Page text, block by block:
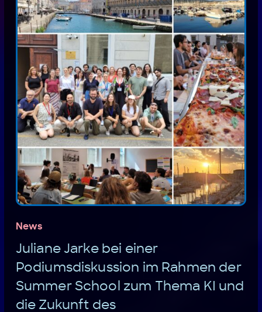
News
Juliane Jarke bei einer
Podiumsdiskussion im Rahmen der
Summer School zum Thema KI und
die Zukunft des